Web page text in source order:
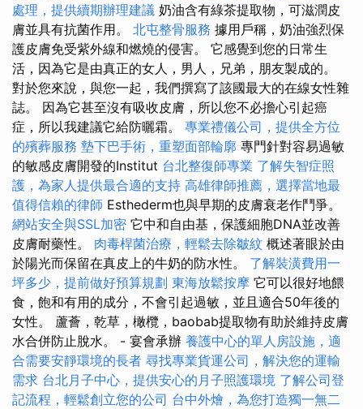
處理，提供續期辦理建議 奶油含有綠茶提取物，可滋潤皮
膚並具有抗菌作用。 北屯整骨服務 據用戶稱，奶油強烈保
護皮膚免受紫外線和燃燒的侵害。 它感覺到您的日常生
活，因為它是由真正的女人，男人，兄弟，朋友製成的。
對於您來說，與您一起，我們撰寫了該國最大的在線女性雜
誌。 因為它甚至沒有吸收皮膚，所以您不必擔心引起癌
症，所以我建議它給防曬霜。 專業禮儀公司，提供全方位
的殯葬服務 墊下巴手術，重塑面部輪廓 專門針對容易過敏
的敏感皮膚開發的Institut 台北整復師專業 了解失智症照
護，為家人提供最合適的支持 高雄律師推薦，選擇當地最
值得信賴的律師 Esthederm也與早期的皮膚衰老作鬥爭。
網站安全與SSL加密 它中和自由基，保護細胞DNA並改善
皮膚耐藥性。 肉毒桿菌治療，輕鬆去除皺紋 概述著眼於由
於陽光而保留在真皮上的牛奶的防水性。 了解裝潢費用一
坪多少，提前做好預算規劃 東海放鬆按摩 它可以很好地餵
食，飽和有用的成分，不會引起過敏，並且適合50年後的
女性。 蘆薈，乾草，橄欖，baobab提取物有助於維持皮膚
水合併防止脫水。 - 宴會承辦 養護中心的單人房設施，適
合需要安靜環境的長者 尋找專業貨運公司，解決您的運輸
需求 台北月子中心，提供安心的月子照護環境 了解公司登
記流程，輕鬆創立您的公司 台中外燴，為您打造獨一無二